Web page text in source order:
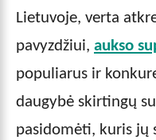
Lietuvoje, verta
pavyzdžiui, aukso
populiarus ir
daugybė skirtingų
pasidomėti, kuris jų